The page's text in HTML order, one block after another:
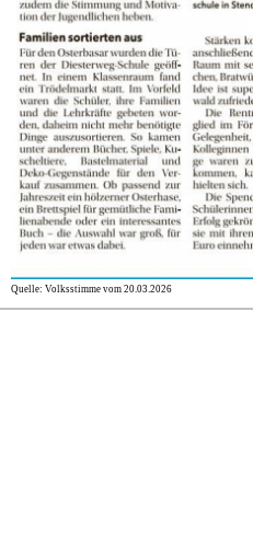
Quelle: Volksstimme vom 20.03.2026